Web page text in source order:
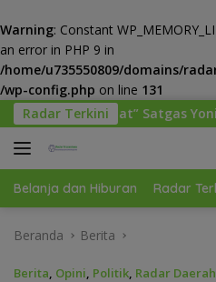
Warning: Constant
an error in PHP 9 in
/home/u735550809/domains/
/wp-config.php on line 131
Langsung
ke
konten
Radar Terkini
Yonif 645/GTY Pos Kurima
Belanja dan Hiburan Radar
Beranda Berita
Berita, Opini, Politik, Radar Daerah